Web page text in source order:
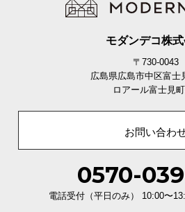
カラーバリエーション
モダンデコ株
〒730-0043
広島県広島市中区富士
ロアール富士見
お問い合わ
0570-
電話受付（平日のみ） 10:00〜